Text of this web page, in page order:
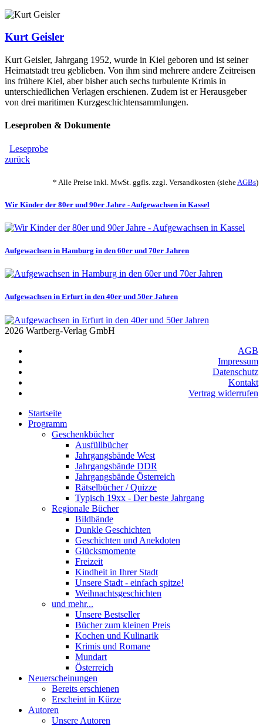
Kurt Geisler
Kurt Geisler, Jahrgang 1952, wurde in Kiel geboren und ist seiner
Heimatstadt treu geblieben. Von ihm sind mehrere andere Zeitreisen
ins frühere Kiel, aber bisher auch sechs turbulente Krimis in
unterschiedlichen Verlagen erschienen. Zudem ist er Herausgeber
von drei maritimen Kurzgeschichtensammlungen.
Leseproben & Dokumente
Leseprobe
zurück
* Alle Preise inkl. MwSt. ggfls. zzgl. Versandkosten (siehe AGBs)
Wir Kinder der 80er und 90er Jahre - Aufgewachsen in Kassel
Aufgewachsen in Hamburg in den 60er und 70er Jahren
Aufgewachsen in Erfurt in den 40er und 50er Jahren
2026 Wartberg-Verlag GmbH
AGB
Impressum
Datenschutz
Kontakt
Vertrag widerrufen
Startseite
Programm
Geschenkbücher
Ausfüllbücher
Jahrgangsbände West
Jahrgangsbände DDR
Jahrgangsbände Österreich
Rätselbücher / Quizze
Typisch 19xx - Der beste Jahrgang
Regionale Bücher
Bildbände
Dunkle Geschichten
Geschichten und Anekdoten
Glücksmomente
Freizeit
Kindheit in Ihrer Stadt
Unsere Stadt - einfach spitze!
Weihnachtsgeschichten
und mehr...
Unsere Bestseller
Bücher zum kleinen Preis
Kochen und Kulinarik
Krimis und Romane
Mundart
Österreich
Neuerscheinungen
Bereits erschienen
Erscheint in Kürze
Autoren
Unsere Autoren